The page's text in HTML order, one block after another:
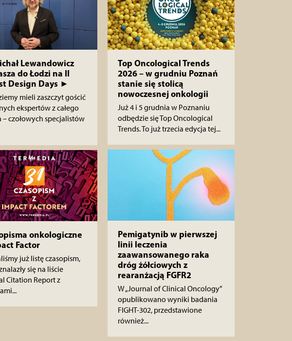
Lewandowicz
do Łodzi na II
Design Days ►
mieli zaszczyt gościć
ekspertów z całego
– czołowych specjalistów
onkologiczne
Factor
już listę czasopism,
się na liście
Citation Report z
Top Oncological Trends
2026 – w grudniu Poznań
stanie się stolicą
nowoczesnej onkologii
Już 4 i 5 grudnia w Poznaniu
odbędzie się Top Oncological
Trends. To już trzecia edycja tej...
Pemigatynib w pierwszej
linii leczenia
zaawansowanego raka
dróg żółciowych z
rearanżacją FGFR2
W „Journal of Clinical Oncology”
opublikowano wyniki badania
FIGHT-302, przedstawione
również...